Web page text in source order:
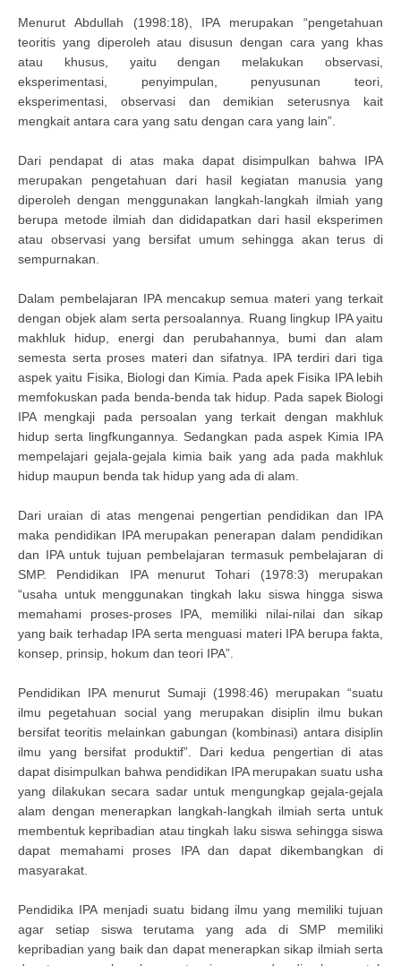
Menurut Abdullah (1998:18), IPA merupakan “pengetahuan
teoritis yang diperoleh atau disusun dengan cara yang khas
atau khusus, yaitu dengan melakukan observasi,
eksperimentasi, penyimpulan, penyusunan teori,
eksperimentasi, observasi dan demikian seterusnya kait
mengkait antara cara yang satu dengan cara yang lain”.
Dari pendapat di atas maka dapat disimpulkan bahwa IPA
merupakan pengetahuan dari hasil kegiatan manusia yang
diperoleh dengan menggunakan langkah-langkah ilmiah yang
berupa metode ilmiah dan dididapatkan dari hasil eksperimen
atau observasi yang bersifat umum sehingga akan terus di
sempurnakan.
Dalam pembelajaran IPA mencakup semua materi yang terkait
dengan objek alam serta persoalannya. Ruang lingkup IPA yaitu
makhluk hidup, energi dan perubahannya, bumi dan alam
semesta serta proses materi dan sifatnya. IPA terdiri dari tiga
aspek yaitu Fisika, Biologi dan Kimia. Pada apek Fisika IPA lebih
memfokuskan pada benda-benda tak hidup. Pada sapek Biologi
IPA mengkaji pada persoalan yang terkait dengan makhluk
hidup serta lingfkungannya. Sedangkan pada aspek Kimia IPA
mempelajari gejala-gejala kimia baik yang ada pada makhluk
hidup maupun benda tak hidup yang ada di alam.
Dari uraian di atas mengenai pengertian pendidikan dan IPA
maka pendidikan IPA merupakan penerapan dalam pendidikan
dan IPA untuk tujuan pembelajaran termasuk pembelajaran di
SMP. Pendidikan IPA menurut Tohari (1978:3) merupakan
“usaha untuk menggunakan tingkah laku siswa hingga siswa
memahami proses-proses IPA, memiliki nilai-nilai dan sikap
yang baik terhadap IPA serta menguasi materi IPA berupa fakta,
konsep, prinsip, hokum dan teori IPA”.
Pendidikan IPA menurut Sumaji (1998:46) merupakan “suatu
ilmu pegetahuan social yang merupakan disiplin ilmu bukan
bersifat teoritis melainkan gabungan (kombinasi) antara disiplin
ilmu yang bersifat produktif”. Dari kedua pengertian di atas
dapat disimpulkan bahwa pendidikan IPA merupakan suatu usha
yang dilakukan secara sadar untuk mengungkap gejala-gejala
alam dengan menerapkan langkah-langkah ilmiah serta untuk
membentuk kepribadian atau tingkah laku siswa sehingga siswa
dapat memahami proses IPA dan dapat dikembangkan di
masyarakat.
Pendidika IPA menjadi suatu bidang ilmu yang memiliki tujuan
agar setiap siswa terutama yang ada di SMP memiliki
kepribadian yang baik dan dapat menerapkan sikap ilmiah serta